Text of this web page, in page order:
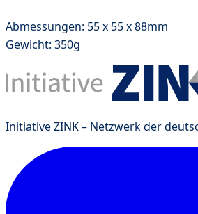
Abmessungen: 55 x 55 x 88mm
Gewicht: 350g
Initiative ZINK – Netzwerk der